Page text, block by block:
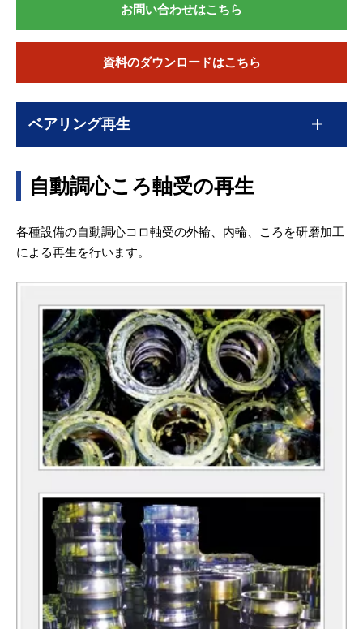
お問い合わせはこちら
資料のダウンロードはこちら
ベアリング再生
自動調心ころ軸受の再生
各種設備の自動調心コロ軸受の外輪、内輪、ころを研磨加工
による再生を行います。